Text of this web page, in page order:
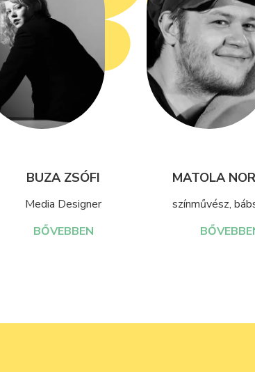
BUZA ZSÓFI
Media Designer
BŐVEBBEN
MATOLA
színművész,